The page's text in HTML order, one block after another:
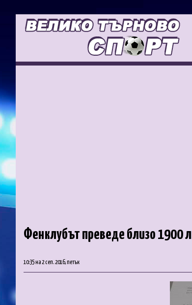
Фенклубът преведе близо 1900
10:35 на 2 сеп. 2016, петък